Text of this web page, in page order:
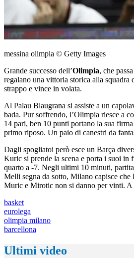
messina olimpia © Getty Images
Grande successo dell’Olimpia, che
regalano una vittoria storica alla squadra
strappo e vince in volata.
Al Palau Blaugrana si assiste a un
bada. Pur soffrendo, l’Olimpia riesce a
14 pari, ben 10 punti portano la sua
primo riposo. Un paio di canestri da
Dagli spogliatoi però esce un Barça
Kuric si prende la scena e porta i suoi in
quarto a -7. Negli ultimi 10 minuti,
Melli segna da sotto, Milano capisce che
Muric e Mirotic non si danno per vinti. A
basket
eurolega
olimpia milano
barcellona
Ultimi video